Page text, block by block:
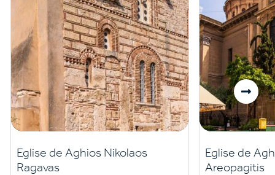
Eglise de Aghios Nikolaos
Ragavas
Eglise de
Areopagitis